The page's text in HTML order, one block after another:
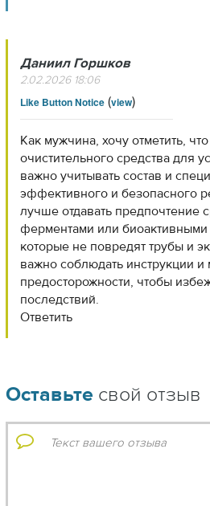
Даниил Горшков
2.02.2026 18:06
Like Button Notice(view)
Как мужчина, хочу отметить,
очистительного средства для
важно учитывать состав и
эффективного и безопасного
лучше отдавать предпочтение
ферментами или
которые не повредят трубы и
важно соблюдать инструкции
предосторожности, чтобы
последствий.
Ответить
Оставьте свой отзыв